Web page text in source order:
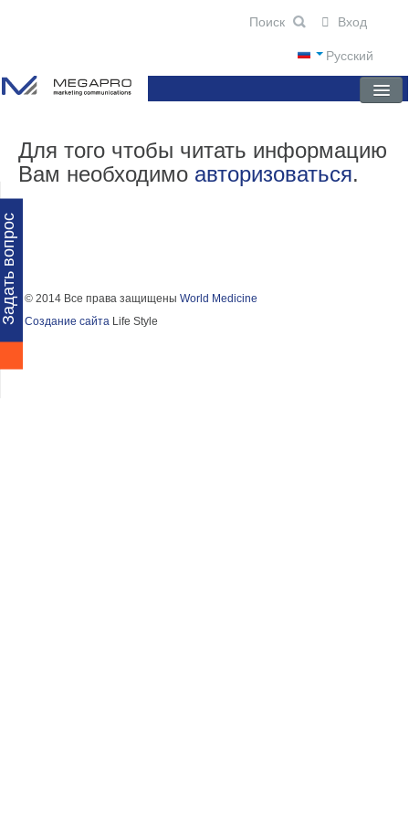
вопрос
Русский
Вход
ГЛАВНАЯ
О КОМПАНИИ
ПАРТНЕРЫ
Для того чтобы читать информацию
Вам необходимо авторизоваться.
© 2014 Все права защищеныWorld Medicine
Создание сайта Life Style